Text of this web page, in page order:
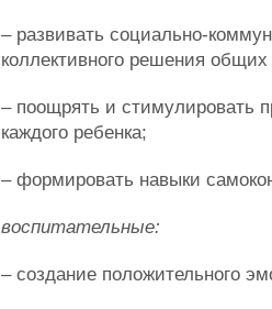
– развивать социально-
коллективного решения общих
– поощрять и стимулировать
каждого ребенка;
– формировать навыки
воспитательные:
– создание положительного